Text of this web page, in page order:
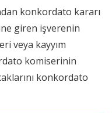
konkordato kararı
giren işverenin
veya kayyım
komiserinin
konkordato